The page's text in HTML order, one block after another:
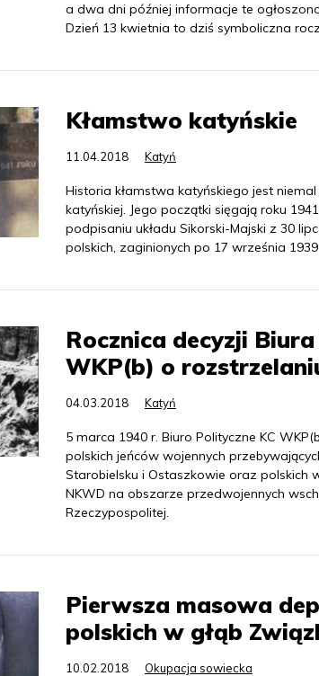
a dwa dni później informacje te
Dzień 13 kwietnia to dziś symboliczna
Kłamstwo katyńskie
11.04.2018 Katyń
Historia kłamstwa katyńskiego jest
katyńskiej. Jego początki sięgają roku
podpisaniu układu Sikorski-Majski z 30
polskich, zaginionych po 17 września 1939
Rocznica decyzji
WKP(b) o
04.03.2018 Katyń
5 marca 1940 r. Biuro Polityczne KC
polskich jeńców wojennych
Starobielsku i Ostaszkowie oraz polskich
NKWD na obszarze przedwojennych
Rzeczypospolitej.
Pierwsza masowa
polskich w głąb
10.02.2018 Okupacja sowiecka